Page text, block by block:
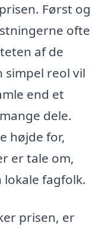
Først og
ofte
af de
simpel reol vil
end et
dele.
højde for,
er tale om,
fagfolk.
prisen, er